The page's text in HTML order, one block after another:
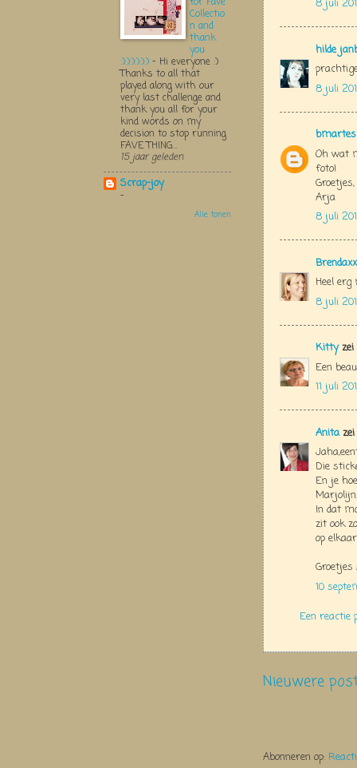
8 juli
hilde
8 juli
bmartes
Oh wat
foto!
Groetjes,
Arja
8 juli
Brendaxx
Heel erg
8 juli
Kittyzei
Een
11 juli
Anita zei
Die
En je
Marjolijn.
In dat
zit ook
op
Groetjes
10
Een reactie
Nieuwere
Abonneren op:
Collectio
n and
thank
you
:):):):):):) - Hi everyone :)
Thanks to all that
played along with our
very last challenge and
thank you all for your
kind words on my
decision to stop running
FAVE THING...
15 jaar geleden
Scrap-joy
-
Alle tonen